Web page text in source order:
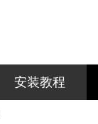
安装教程